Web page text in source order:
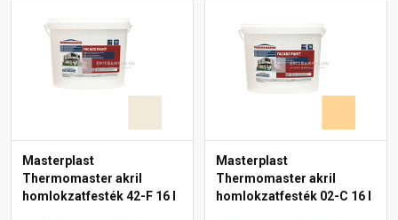
Masterplast
Thermomaster akril
homlokzatfesték 42-F 16 l
Masterplast
Thermomaster akril
homlokzatfesték 02-C 16 l